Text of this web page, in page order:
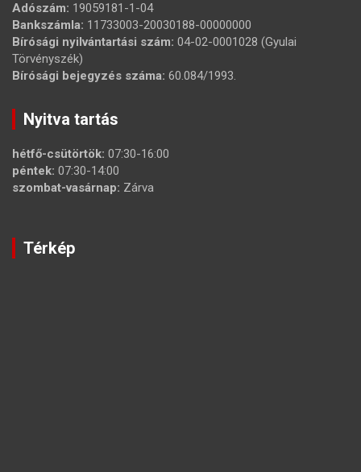
Adószám: 19059181-1-04
Bankszámla: 11733003-20030188-00000000
Bírósági nyilvántartási szám: 04-02-0001028 (Gyulai
Törvényszék)
Bírósági bejegyzés száma: 60.084/1993.
Nyitva tartás
hétfő-csütörtök: 07:30-16:00
péntek: 07:30-14:00
szombat-vasárnap: Zárva
Térkép